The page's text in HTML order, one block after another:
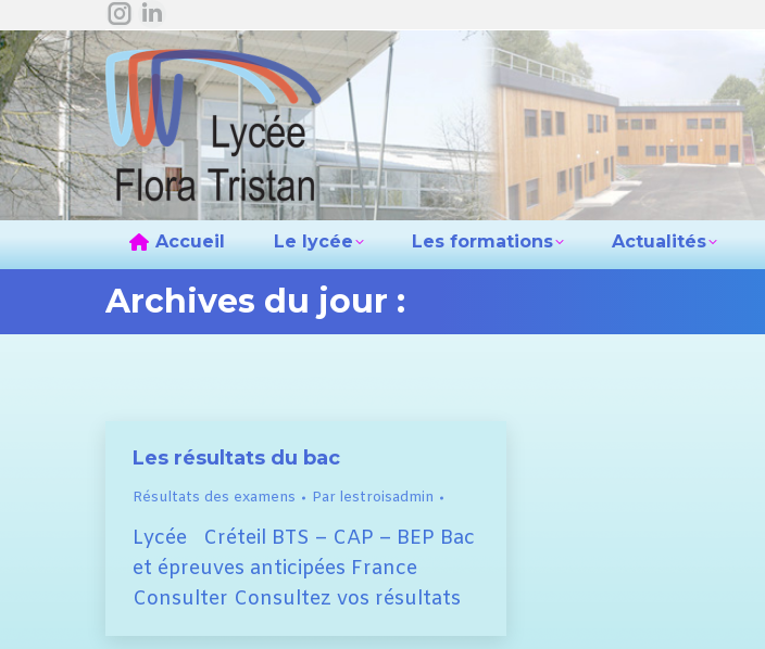
La
page
Instagram
s'ouvre
dans
une
nouvelle
fenêtre
La
page
LinkedIn
s'ouvre
dans
une
nouvelle
fenêtre
Accueil Le lycée Les formations Actualités
Archives du jour :
Les résultats du bac
Résultats des examens Par lestroisadmin
Lycée Créteil BTS – CAP – BEP Bac
et épreuves anticipées France
Consulter Consultez vos résultats
Accueil Le lycée